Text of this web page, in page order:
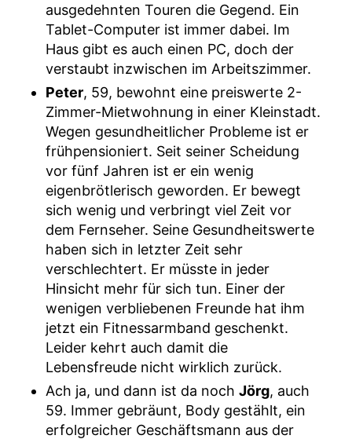
ausgedehnten Touren die Gegend. Ein
Tablet-Computer ist immer dabei. Im
Haus gibt es auch einen PC, doch der
verstaubt inzwischen im Arbeitszimmer.
Peter, 59, bewohnt eine preiswerte 2-
Zimmer-Mietwohnung in einer Kleinstadt.
Wegen gesundheitlicher Probleme ist er
frühpensioniert. Seit seiner Scheidung
vor fünf Jahren ist er ein wenig
eigenbrötlerisch geworden. Er bewegt
sich wenig und verbringt viel Zeit vor
dem Fernseher. Seine Gesundheitswerte
haben sich in letzter Zeit sehr
verschlechtert. Er müsste in jeder
Hinsicht mehr für sich tun. Einer der
wenigen verbliebenen Freunde hat ihm
jetzt ein Fitnessarmband geschenkt.
Leider kehrt auch damit die
Lebensfreude nicht wirklich zurück.
Ach ja, und dann ist da noch Jörg, auch
59. Immer gebräunt, Body gestählt, ein
erfolgreicher Geschäftsmann aus der